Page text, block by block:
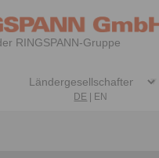
RINGSPANN-Gruppe
DE EN